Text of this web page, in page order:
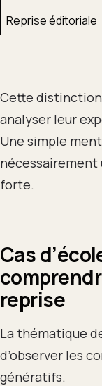
Reprise éditoriale
Cette
analyser leur
Une simple
nécessairement
forte.
Cas
reprise
La thématique
d’observer les
génératifs.